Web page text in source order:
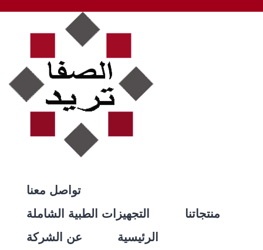
تواصل معنا
التجهيزات الطبية الشاملة
منتجاتنا
عن الشركة
الرئيسية